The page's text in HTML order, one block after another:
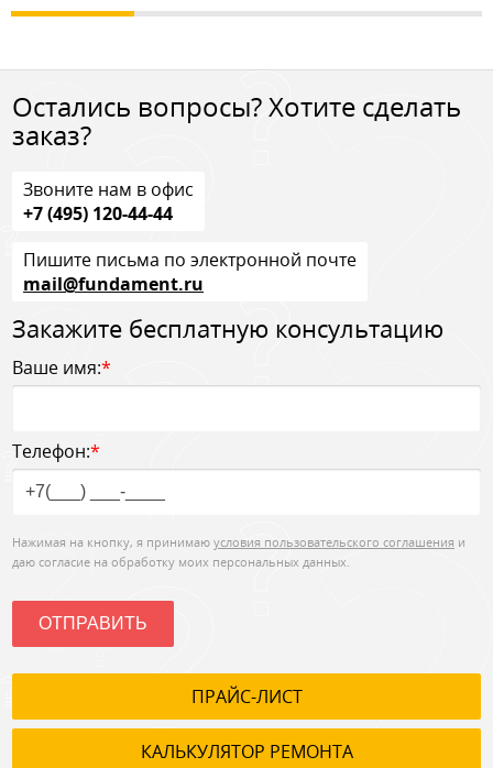
Остались вопросы? Хотите сделать
заказ?
Звоните нам в офис
+7 (495) 120-44-44
Пишите письма по электронной почте
mail@fundament.ru
Закажите бесплатную консультацию
Ваше имя:*
Телефон:*
Нажимая на кнопку, я принимаю условия пользовательского соглашения и
даю согласие на обработку моих персональных данных.
ОТПРАВИТЬ
ПРАЙС-ЛИСТ
КАЛЬКУЛЯТОР РЕМОНТА